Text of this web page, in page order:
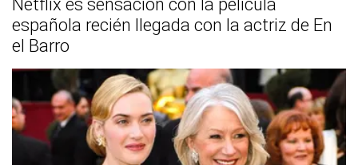
Netflix es sensación con la película
española recién llegada con la actriz de En
el Barro